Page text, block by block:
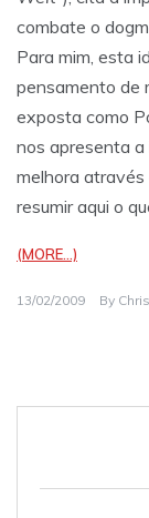
combate o
Para mim, esta
pensamento de
exposta como
nos apresenta a
melhora
resumir aqui o
(MORE…)
13/02/2009 By